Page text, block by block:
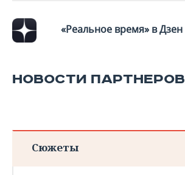
«Реальное время» в Дзен
НОВОСТИ ПАРТНЕРОВ
Сюжеты